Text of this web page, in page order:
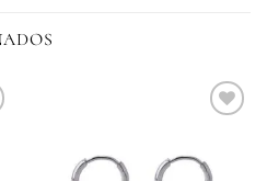
lista de
deseos